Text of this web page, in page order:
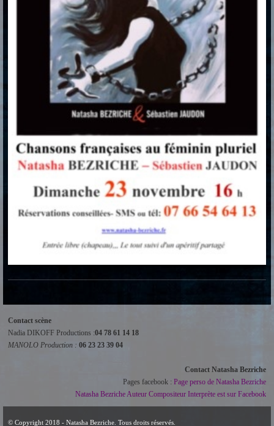
Contact scène
Nadia DIKOFF Productions :04 78 61 14 18
MANOLO Production : 06 23 23 39 04
Contact Natasha Bezriche
Pages facebook : Page perso de Natasha Bezriche
Natasha Bezriche Auteur Compositeur Interprète est sur Facebook
© Copyright 2018 - Natasha Bezriche. Tous droits réservés.